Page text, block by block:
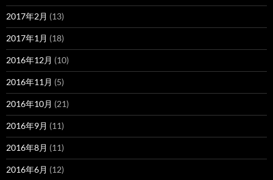
2017年2月 (13)
2017年1月 (18)
2016年12月 (10)
2016年11月 (5)
2016年10月 (21)
2016年9月 (11)
2016年8月 (11)
2016年6月 (12)